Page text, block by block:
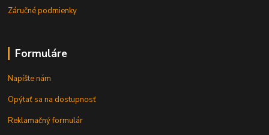
Záručné podmienky
Formuláre
Napíšte nám
Opýtať sa na dostupnosť
Reklamačný formulár